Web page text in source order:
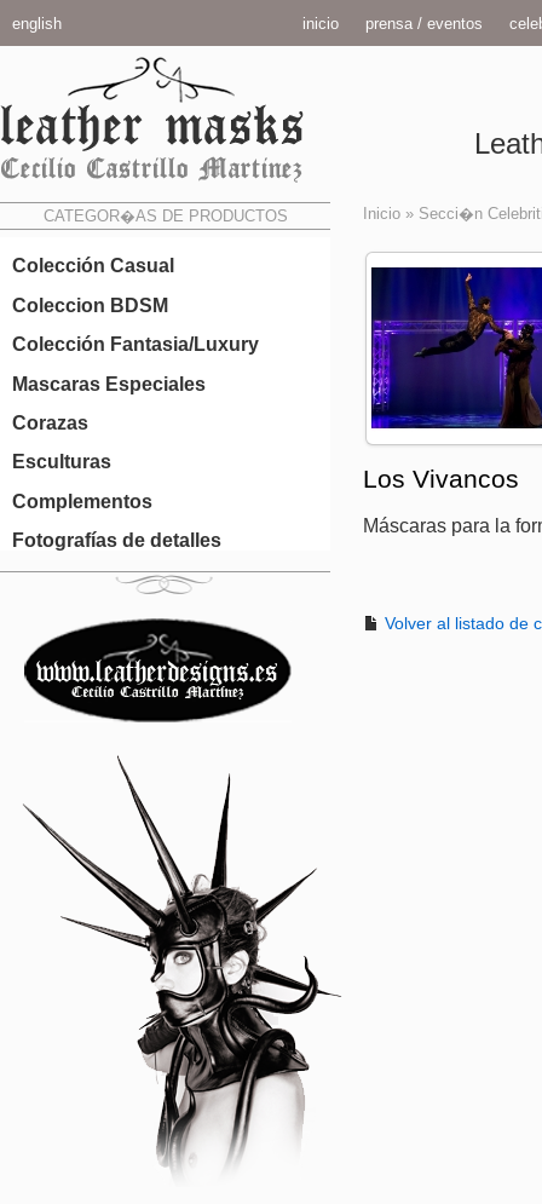
english inicio prensa / eventos
CATEGOR�AS DE PRODUCTOS
Colección Casual
Coleccion BDSM
Colección Fantasia/Luxury
Mascaras Especiales
Corazas
Esculturas
Complementos
Fotografías de detalles
Inicio » Secci�n
Los Vivancos
Máscaras para la
Volver al listado de